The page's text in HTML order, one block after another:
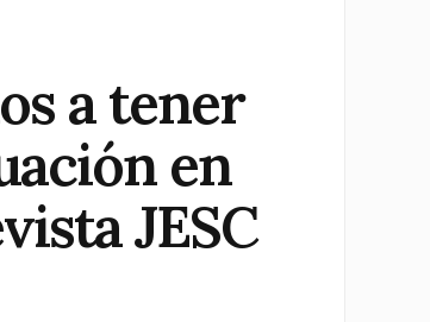
a tener
en
JESC